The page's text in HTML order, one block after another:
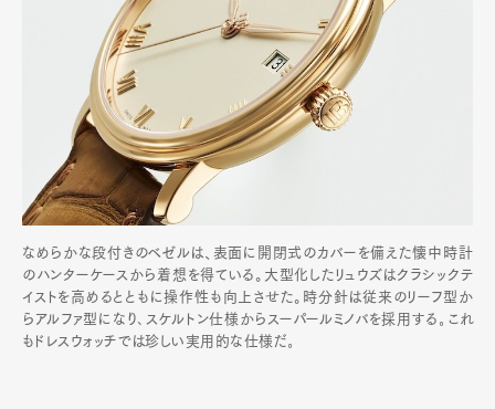
なめらかな段付きのベゼルは、表面に開閉式のカバーを備えた懐中時計
のハンターケースから着想を得ている。大型化したリュウズはクラシックテ
イストを高めるとともに操作性も向上させた。時分針は従来のリーフ型か
らアルファ型になり､スケルトン仕様からスーパールミノバを採用する｡これ
もドレスウォッチでは珍しい実用的な仕様だ｡